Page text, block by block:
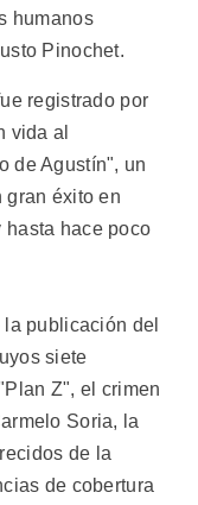
humanos
Pinochet.
registrado por
vida al
de Agustín", un
gran éxito en
hasta hace poco
publicación del
siete
Z", el crimen
Soria, la
de la
de cobertura